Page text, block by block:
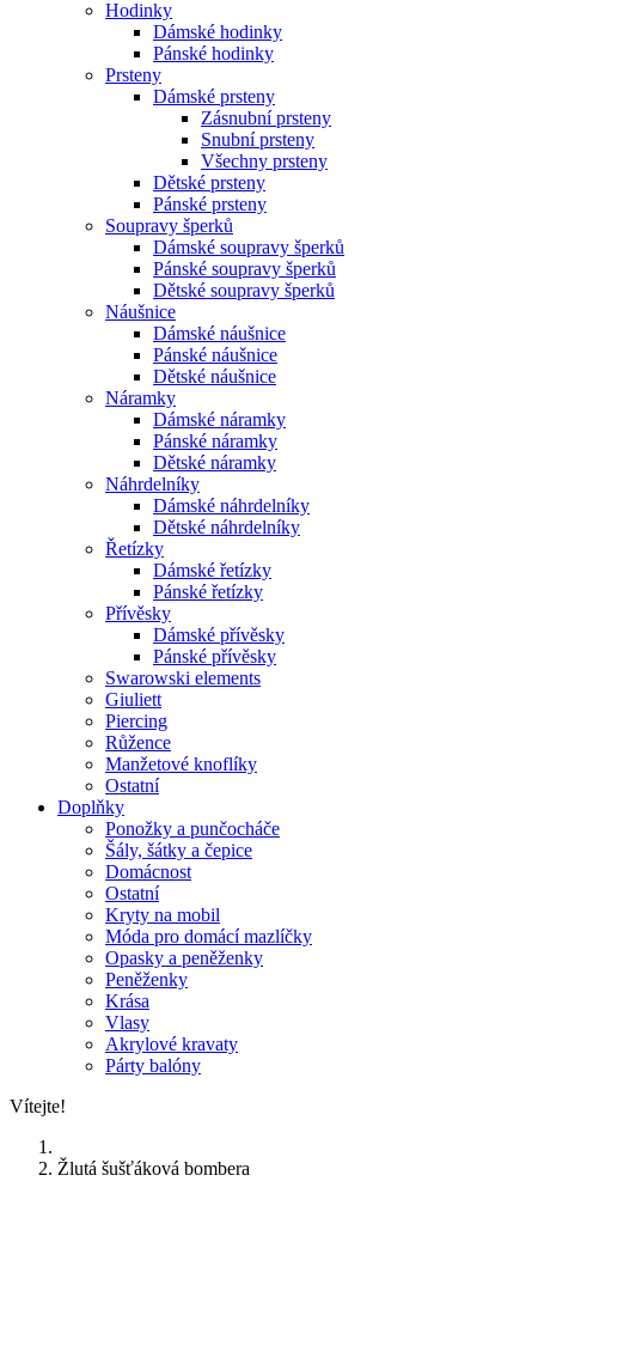
Hodinky
Dámské hodinky
Pánské hodinky
Prsteny
Dámské prsteny
Zásnubní prsteny
Snubní prsteny
Všechny prsteny
Dětské prsteny
Pánské prsteny
Soupravy šperků
Dámské soupravy šperků
Pánské soupravy šperků
Dětské soupravy šperků
Náušnice
Dámské náušnice
Pánské náušnice
Dětské náušnice
Náramky
Dámské náramky
Pánské náramky
Dětské náramky
Náhrdelníky
Dámské náhrdelníky
Dětské náhrdelníky
Řetízky
Dámské řetízky
Pánské řetízky
Přívěsky
Dámské přívěsky
Pánské přívěsky
Swarowski elements
Giuliett
Piercing
Růžence
Manžetové knoflíky
Ostatní
Doplňky
Ponožky a punčocháče
Šály, šátky a čepice
Domácnost
Ostatní
Kryty na mobil
Móda pro domácí mazlíčky
Opasky a peněženky
Peněženky
Krása
Vlasy
Akrylové kravaty
Párty balóny
Vítejte!
Žlutá šušťáková bombera